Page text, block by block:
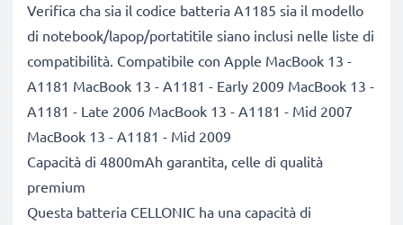
Verifica cha sia il codice batteria A1185 sia il modello
di notebook/lapop/portatitile siano inclusi nelle liste di
compatibilità. Compatibile con Apple MacBook 13 -
A1181 MacBook 13 - A1181 - Early 2009 MacBook 13 -
A1181 - Late 2006 MacBook 13 - A1181 - Mid 2007
MacBook 13 - A1181 - Mid 2009
Capacità di 4800mAh garantita, celle di qualità
premium
Questa batteria CELLONIC ha una capacità di